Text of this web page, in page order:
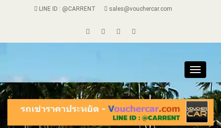
LINE ID : @CARRENT sales@vouchercar.com
Toggle